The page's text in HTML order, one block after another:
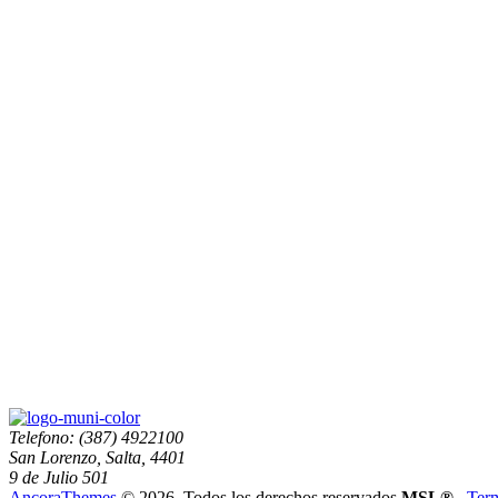
Telefono: (387) 4922100
San Lorenzo, Salta, 4401
9 de Julio 501